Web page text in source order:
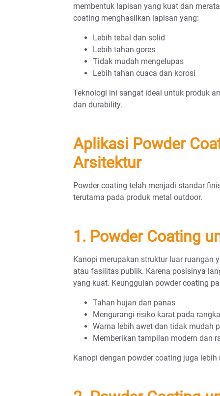
membentuk lapisan yang kuat dan
coating menghasilkan lapisan yang:
Lebih tebal dan solid
Lebih tahan gores
Tidak mudah mengelupas
Lebih tahan cuaca dan korosi
Teknologi ini sangat ideal untuk produk
dan durability.
Aplikasi Powder
Arsitektur
Powder coating telah menjadi standar
terutama pada produk metal outdoor.
1. Powder Coating
Kanopi merupakan struktur luar ruangan
atau fasilitas publik. Karena posisinya
yang kuat. Keunggulan powder coating
Tahan hujan dan panas
Mengurangi risiko karat pada
Warna lebih awet dan tidak mudah
Memberikan tampilan modern dan
Kanopi dengan powder coating juga